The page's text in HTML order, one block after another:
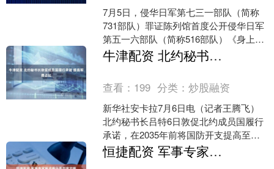
7月5日，侵华日军第七三一部队（简称
731部队）罪证陈列馆首度公开侵华日军
第五一六部队（简称516部队）《身上申
告书》档案。这是中方近年通过跨国取
证从日本征集回....
牛津配资 北约秘书长敦促成员国履行承诺 提高军费占比
查看： 199 分类：炒股融资
新华社安卡拉7月6日电（记者王腾飞）
北约秘书长吕特6日敦促北约成员国履行
承诺，在2035年前将国防开支提高至各
自国内生产总值（GDP）的5%。 吕特当
天在土耳其....
恒捷配资 军事专家解读俄乌高烈度交锋